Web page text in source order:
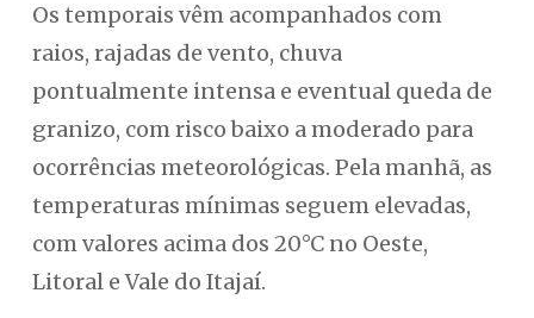
Os temporais vêm acompanhados com
raios, rajadas de vento, chuva
pontualmente intensa e eventual queda de
granizo, com risco baixo a moderado para
ocorrências meteorológicas. Pela manhã, as
temperaturas mínimas seguem elevadas,
com valores acima dos 20°C no Oeste,
Litoral e Vale do Itajaí.